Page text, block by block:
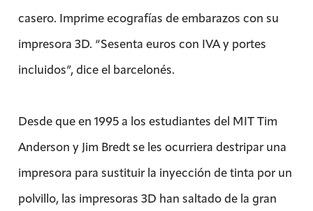
casero. Imprime ecografías de embarazos con su
impresora 3D. “Sesenta euros con IVA y portes
incluidos”, dice el barcelonés.
Desde que en 1995 a los estudiantes del MIT Tim
Anderson y Jim Bredt se les ocurriera destripar una
impresora para sustituir la inyección de tinta por un
polvillo, las impresoras 3D han saltado de la gran